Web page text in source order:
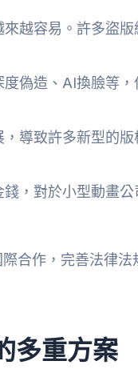
越容易。許多盜
偽造、AI換臉等
導致許多新型的
，對於小型動畫
合作，完善法律法
多重方案